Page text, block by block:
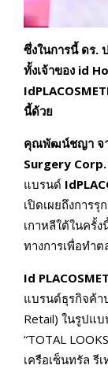
ซึ่งในการนี้ ดร.
ทั้งเจ้าของ id
นี้ด้วย
คุณพัฒน์ชญา จา
Surgery Corp.
แบรนด์
เปิดเผยถึงการ
เกาหลีใต้ในครั้
ทางการเพื่อทำ
Id
แบรนด์ธุรกิจค้า
Retail) ในรูปแ
“TOTAL
เครือเซ็นทรัล รี